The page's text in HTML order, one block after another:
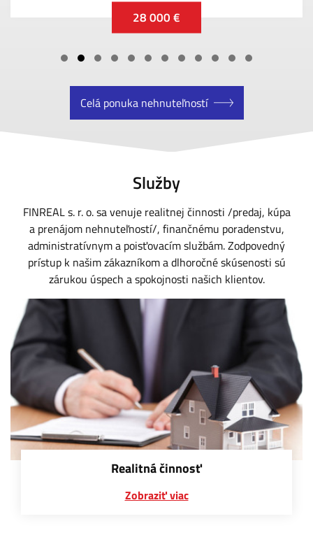
28 000 €
Celá ponuka nehnuteľností
Služby
FINREAL s. r. o. sa venuje realitnej činnosti /predaj, kúpa
a prenájom nehnuteľností/, finančnému poradenstvu,
administratívnym a poisťovacím službám. Zodpovedný
prístup k našim zákazníkom a dlhoročné skúsenosti sú
zárukou úspech a spokojnosti našich klientov.
Realitná činnosť
Zobraziť viac